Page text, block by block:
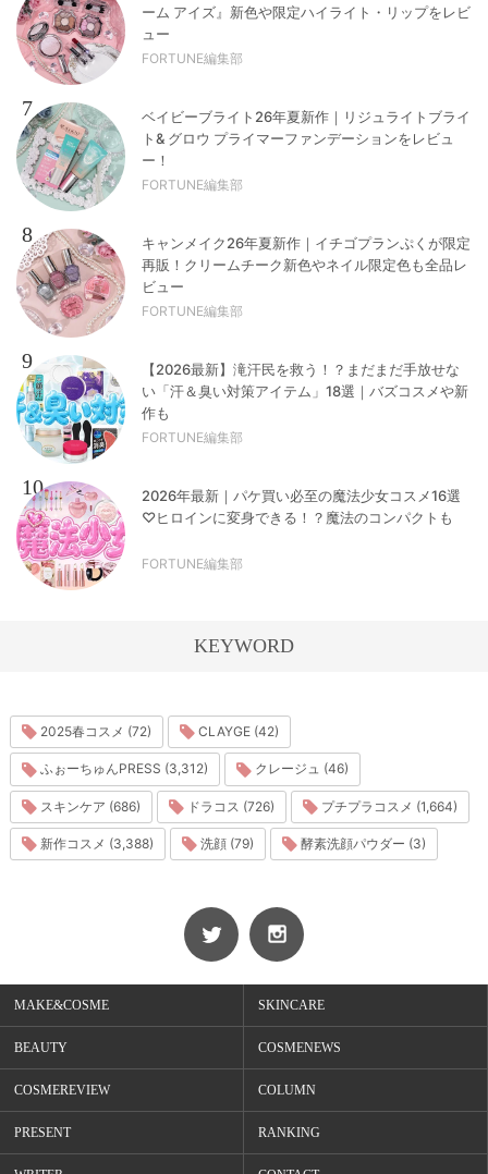
ーム アイズ』新色や限定ハイライト・リップをレビ
ュー
FORTUNE編集部
7
ベイビーブライト26年夏新作｜リジュライトブライ
ト& グロウ プライマーファンデーションをレビュ
ー！
FORTUNE編集部
8
キャンメイク26年夏新作｜イチゴプランぷくが限定
再販！クリームチーク新色やネイル限定色も全品レ
ビュー
FORTUNE編集部
9
【2026最新】滝汗民を救う！？まだまだ手放せな
い「汗＆臭い対策アイテム」18選｜バズコスメや新
作も
FORTUNE編集部
10
2026年最新｜パケ買い必至の魔法少女コスメ16選
♡ヒロインに変身できる！？魔法のコンパクトも
FORTUNE編集部
KEYWORD
2025春コスメ (72) CLAYGE (42)
ふぉーちゅんPRESS (3,312) クレージュ (46)
スキンケア (686) ドラコス (726) プチプラコスメ (1,664)
新作コスメ (3,388) 洗顔 (79) 酵素洗顔パウダー (3)
MAKE&COSME SKINCARE
BEAUTY COSMENEWS
COSMEREVIEW COLUMN
PRESENT RANKING